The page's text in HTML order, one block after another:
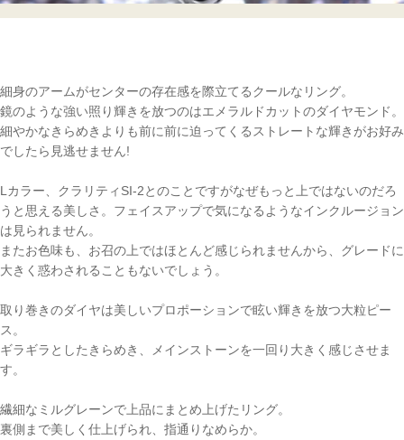
細身のアームがセンターの存在感を際立てるクールなリング。
鏡のような強い照り輝きを放つのはエメラルドカットのダイヤモンド。
細やかなきらめきよりも前に前に迫ってくるストレートな輝きがお好み
でしたら見逃せません!
Lカラー、クラリティSI-2とのことですがなぜもっと上ではないのだろ
うと思える美しさ。フェイスアップで気になるようなインクルージョン
は見られません。
またお色味も、お召の上ではほとんど感じられませんから、グレードに
大きく惑わされることもないでしょう。
取り巻きのダイヤは美しいプロポーションで眩い輝きを放つ大粒ピー
ス。
ギラギラとしたきらめき、メインストーンを一回り大きく感じさせま
す。
繊細なミルグレーンで上品にまとめ上げたリング。
裏側まで美しく仕上げられ、指通りなめらか。